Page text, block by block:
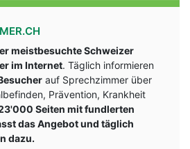
meistbesuchte Schweizer
im Internet. Täglich informieren
auf Sprechzimmer über
Prävention, Krankheit
Seiten mit fundlerten
das Angebot und täglich
dazu.